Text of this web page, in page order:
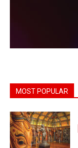
MOST POPULAR